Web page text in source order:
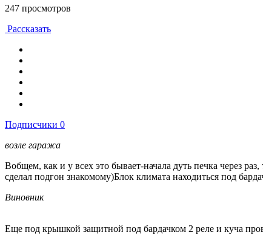
247 просмотров
Рассказать
Подписчики 0
возле гаража
Вобщем, как и у всех это бывает-начала дуть печка через
сделал подгон знакомому)Блок климата находиться под
Виновник
Еще под крышкой защитной под бардачком 2 реле и куча